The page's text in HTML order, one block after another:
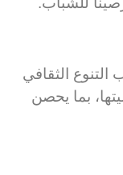
التنوع الثقافي
بما يحصن